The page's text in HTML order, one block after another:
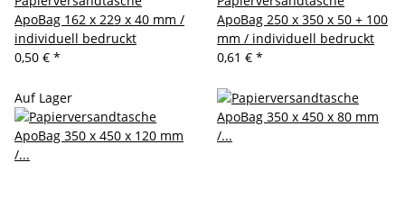
ApoBag 162 x 229 x 40 mm /
individuell bedruckt
0,50 € *
ApoBag 250 x 350 x 50 + 100
mm / individuell bedruckt
0,61 € *
Auf Lager